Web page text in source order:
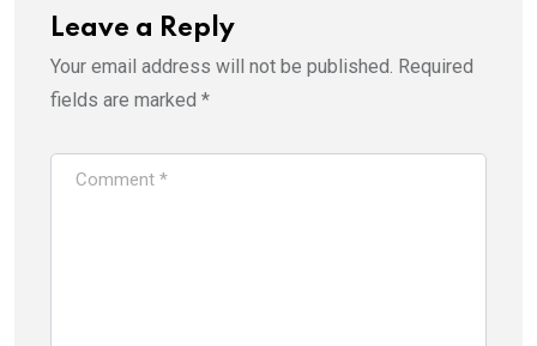
Leave a Reply
Your email address will not be published. Required
fields are marked *